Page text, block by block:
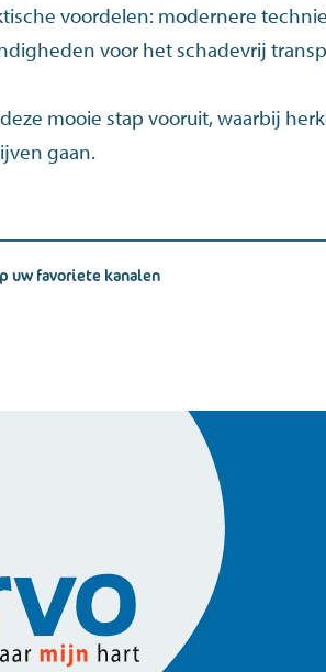
voordelen: modernere
voor het schadevrij
mooie stap vooruit, waarbij
gaan.
uw favoriete kanalen